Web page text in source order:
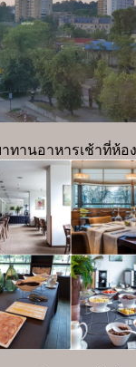
าทานอาหารเช้าที่ห้อ